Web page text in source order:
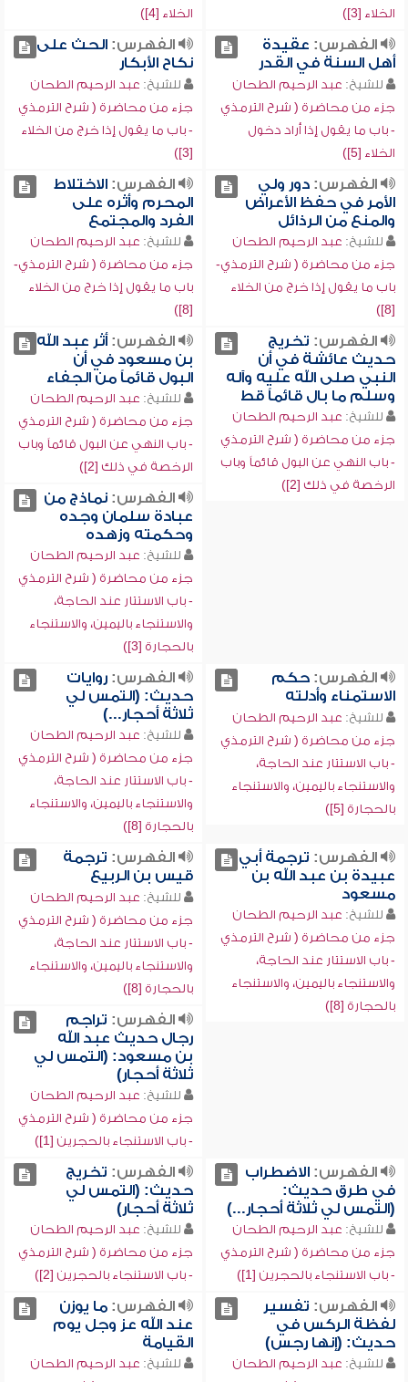
الخلاء [3])
الخلاء [4])
الفهرس: عقيدة
أهل السنة في القدر
للشيخ: عبد الرحيم الطحان
جزء من محاضرة ( شرح الترمذي
- باب ما يقول إذا أراد دخول
الخلاء [5])
الفهرس:الحث على
نكاح الأبكار
للشيخ: عبد الرحيم الطحان
جزء من محاضرة ( شرح الترمذي
- باب ما يقول إذا خرج من الخلاء
[3])
الفهرس:دور ولي
الأمر في حفظ الأعراض
والمنع من الرذائل
للشيخ: عبد الرحيم الطحان
جزء من محاضرة ( شرح الترمذي-
باب ما يقول إذا خرج من الخلاء
[8])
الفهرس:الاختلاط
المحرم وأثره على
الفرد والمجتمع
للشيخ: عبد الرحيم الطحان
جزء من محاضرة ( شرح الترمذي-
باب ما يقول إذا خرج من الخلاء
[8])
الفهرس: تخريج
حديث عائشة في أن
النبي صلى الله عليه وآله
وسلم ما بال قائماً قط
للشيخ: عبد الرحيم الطحان
جزء من محاضرة ( شرح الترمذي
- باب النهي عن البول قائماً وباب
الرخصة في ذلك [2])
الفهرس:أثر عبد الله
بن مسعود في أن
البول قائماً من الجفاء
للشيخ: عبد الرحيم الطحان
جزء من محاضرة ( شرح الترمذي
- باب النهي عن البول قائماً وباب
الرخصة في ذلك [2])
الفهرس:نماذج من
عبادة سلمان وجده
وحكمته وزهده
للشيخ: عبد الرحيم الطحان
جزء من محاضرة ( شرح الترمذي
- باب الاستتار عند الحاجة،
والاستنجاء باليمين، والاستنجاء
بالحجارة [3])
الفهرس:حكم
الاستمناء وأدلته
للشيخ: عبد الرحيم الطحان
جزء من محاضرة ( شرح الترمذي
- باب الاستتار عند الحاجة،
والاستنجاء باليمين، والاستنجاء
بالحجارة [5])
الفهرس:روايات
حديث: (التمس لي
ثلاثة أحجار...)
للشيخ: عبد الرحيم الطحان
جزء من محاضرة ( شرح الترمذي
- باب الاستتار عند الحاجة،
والاستنجاء باليمين، والاستنجاء
بالحجارة [8])
الفهرس: ترجمة أبي
عبيدة بن عبد الله بن
مسعود
للشيخ: عبد الرحيم الطحان
جزء من محاضرة ( شرح الترمذي
- باب الاستتار عند الحاجة،
والاستنجاء باليمين، والاستنجاء
بالحجارة [8])
الفهرس: ترجمة
قيس بن الربيع
للشيخ: عبد الرحيم الطحان
جزء من محاضرة ( شرح الترمذي
- باب الاستتار عند الحاجة،
والاستنجاء باليمين، والاستنجاء
بالحجارة [8])
الفهرس: تراجم
رجال حديث عبد الله
بن مسعود: (التمس لي
ثلاثة أحجار)
للشيخ: عبد الرحيم الطحان
جزء من محاضرة ( شرح الترمذي
- باب الاستنجاء بالحجرين [1])
الفهرس:الاضطراب
في طرق حديث:
(التمس لي ثلاثة أحجار...)
للشيخ: عبد الرحيم الطحان
جزء من محاضرة ( شرح الترمذي
- باب الاستنجاء بالحجرين [1])
الفهرس: تخريج
حديث: (التمس لي
ثلاثة أحجار)
للشيخ: عبد الرحيم الطحان
جزء من محاضرة ( شرح الترمذي
- باب الاستنجاء بالحجرين [2])
الفهرس: تفسير
لفظة الركس في
حديث: (إنها رجس)
للشيخ: عبد الرحيم الطحان
الفهرس:ما يوزن
عند الله عز وجل يوم
القيامة
للشيخ: عبد الرحيم الطحان